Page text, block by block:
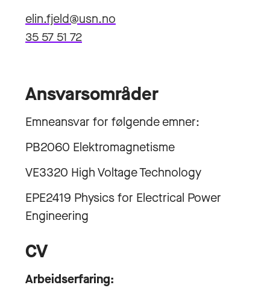
elin.fjeld@usn.no
35 57 51 72
Ansvarsområder
Emneansvar for følgende emner:
PB2060 Elektromagnetisme
VE3320 High Voltage Technology
EPE2419 Physics for Electrical Power
Engineering
CV
Arbeidserfaring: